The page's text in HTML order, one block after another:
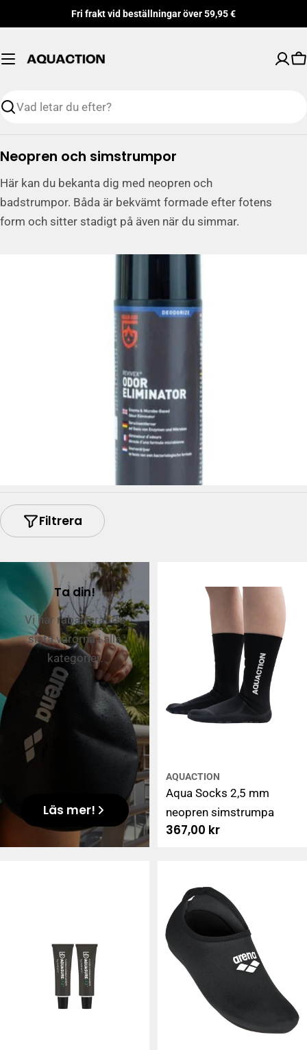
till
Fri frakt vid beställningar över 59,95 €
Söka
S
m
l
i
Neopren och simstrumpor
Här kan du bekanta dig med neopren och
badstrumpor. Båda är bekvämt formade efter fotens
form och sitter stadigt på även när du simmar.
Filtrera
Ta din!
Vi har rabatterat de
sista varorna i alla
kategorier.
Läs mer!
AQUACTION
Aqua Socks 2,5 mm
neopren simstrumpa
Ordinarie
367,00 kr